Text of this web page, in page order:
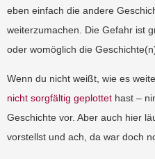
eben einfach die andere
weiterzumachen. Die Gefahr ist
oder womöglich die
Wenn du nicht weißt, wie es
nicht sorgfältig geplottet hast –
Geschichte vor. Aber auch hier
vorstellst und ach, da war doch